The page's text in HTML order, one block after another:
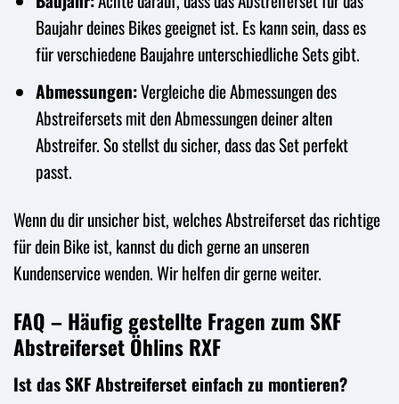
Baujahr deines Bikes geeignet ist. Es kann sein, dass es
für verschiedene Baujahre unterschiedliche Sets gibt.
Abmessungen:Vergleiche die Abmessungen des
Abstreifersets mit den Abmessungen deiner alten
Abstreifer. So stellst du sicher, dass das Set perfekt
passt.
Wenn du dir unsicher bist, welches Abstreiferset das richtige
für dein Bike ist, kannst du dich gerne an unseren
Kundenservice wenden. Wir helfen dir gerne weiter.
FAQ – Häufig gestellte Fragen zum SKF
Abstreiferset Öhlins RXF
Ist das SKF Abstreiferset einfach zu montieren?